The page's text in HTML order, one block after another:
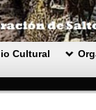
Cultural